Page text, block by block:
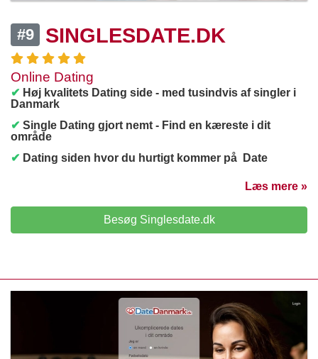
#9 SINGLESDATE.DK
Online Dating
✔ Høj kvalitets Dating side - med tusindvis af singler i
Danmark
✔ Single Dating gjort nemt - Find en kæreste i dit
område
✔ Dating siden hvor du hurtigt kommer på Date
Læs mere »
Besøg Singlesdate.dk